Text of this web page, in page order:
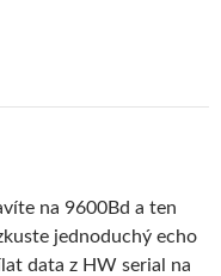
na 9600Bd a ten
jednoduchý echo
data z HW serial na